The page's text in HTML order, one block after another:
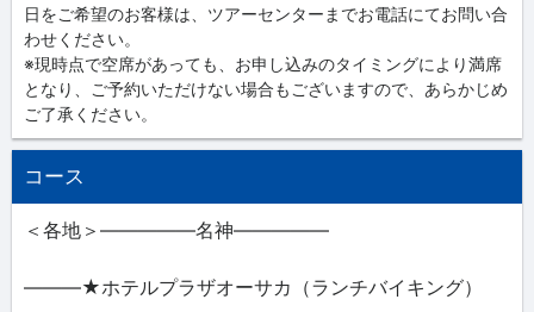
日をご希望のお客様は、ツアーセンターまでお電話にてお問い合
わせください。
※現時点で空席があっても、お申し込みのタイミングにより満席
となり、ご予約いただけない場合もございますので、あらかじめ
ご了承ください。
コース
＜各地＞―――――名神―――――
―――★ホテルプラザオーサカ（ランチバイキング）